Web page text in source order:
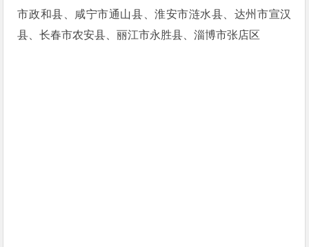
市政和县、咸宁市通山县、淮安市涟水县、达州市宣汉
县、长春市农安县、丽江市永胜县、淄博市张店区